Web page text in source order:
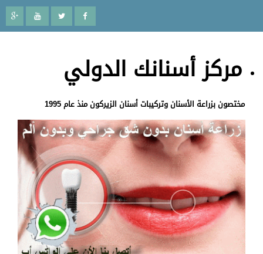
مركز أسنانك الدولي
مختصون بزراعة الأسنان وتركيبات أسنان الزيركون منذ عام 1995